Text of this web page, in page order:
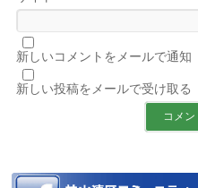
新しいコメントをメールで通知
新しい投稿をメールで受け取る